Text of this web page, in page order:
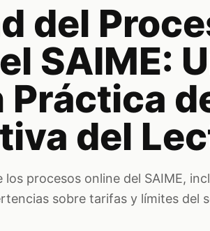
del
SAIME:
Práctica
del
los procesos online del SAIME,
sobre tarifas y límites del